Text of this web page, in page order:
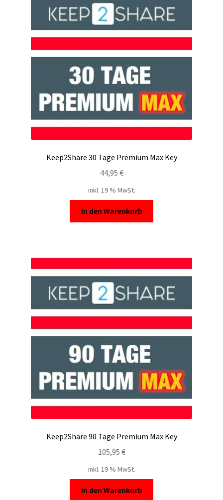
Keep2Share 30 Tage Premium Max Key
44,95 €
inkl. 19 % MwSt.
In den Warenkorb
Keep2Share 90 Tage Premium Max Key
105,95 €
inkl. 19 % MwSt.
In den Warenkorb